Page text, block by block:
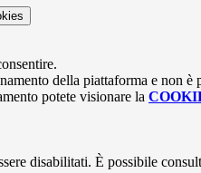
della piattaforma e non è
potete visionare la
disabilitati. È possibile